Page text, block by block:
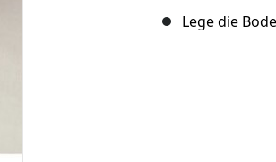
Lege die